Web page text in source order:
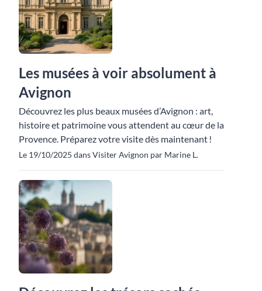
Les musées à voir absolument à
Avignon
Découvrez les plus beaux musées d’Avignon : art,
histoire et patrimoine vous attendent au cœur de la
Provence. Préparez votre visite dès maintenant !
Le 19/10/2025 dans Visiter Avignon par Marine L.